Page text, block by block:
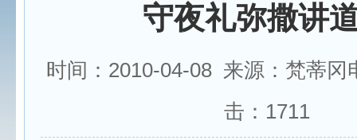
守夜礼弥撒讲
时间：2010-04-08 来源：梵蒂
击： 1711